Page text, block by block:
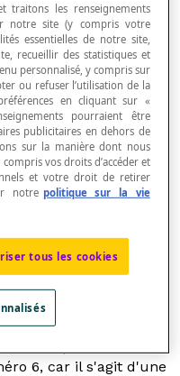
favorables
résultats possibles
chacun des
de se produire.
(résultats favorables
derésultatspossibles
chacun de ces
se produire.
la
il arrive que l'on doive
d'obtenir un 6
numérotées de 1
Si on effectue 600
qu'on
6, car il s'agit d'une
traitons les renseignements
notre site (y compris votre
essentielles de notre site,
recueillir des statistiques et
personnalisé, y compris sur
ou refuser l’utilisation de la
en cliquant sur «
pourraient être
publicitaires en dehors de
sur la manière dont nous
vos droits d’accéder et
et votre droit de retirer
notre politique sur la vie
tous les cookies